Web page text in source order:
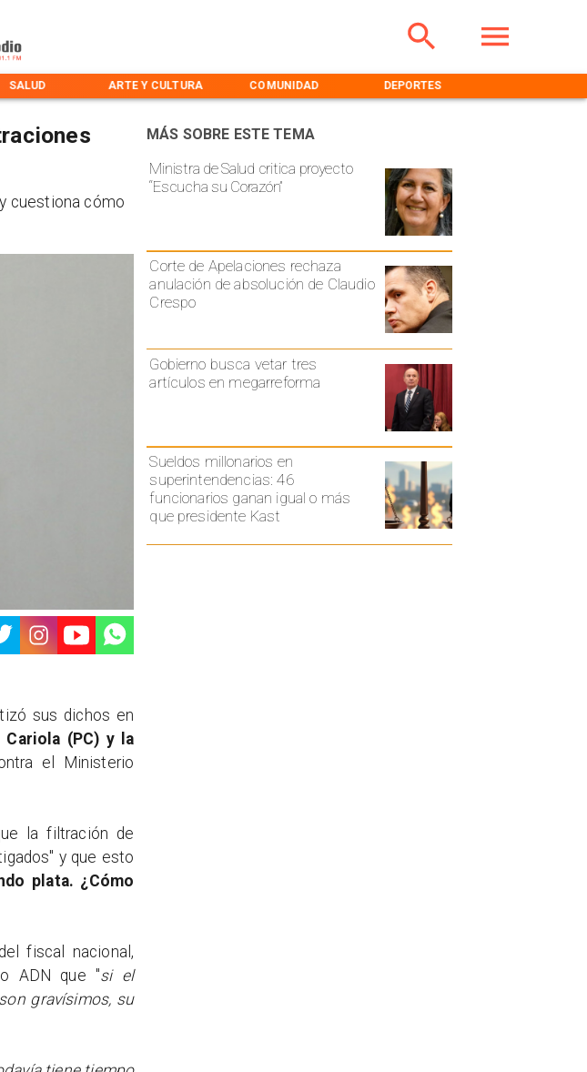
SALUD ARTE Y CULTURA COMUNIDAD DEPORTES
Ministra de Salud critica proyecto
“Escucha su Corazón”
Corte de Apelaciones rechaza
anulación de absolución de Claudio
Crespo
Gobierno busca vetar tres
artículos en megarreforma
Sueldos millonarios en
superintendencias: 46
funcionarios ganan igual o más
que presidente Kast
MÁS SOBRE ESTE TEMA
cuestiona cómo
sus dichos en
Cariola (PC) y la
el Ministerio
la filtración de
y que esto
plata. ¿Cómo
fiscal nacional,
ADN que "si el
gravísimos, su